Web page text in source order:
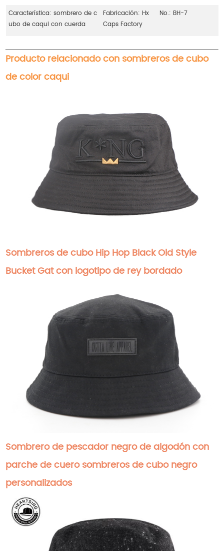
Característica: sombrero de c
ubo de caqui con cuerda
Fabricación: Hx
Caps Factory
No.: BH-7
Producto relacionado con sombreros de cubo
de color caqui
Sombreros de cubo Hip Hop Black Old Style
Bucket Gat con logotipo de rey bordado
Sombrero de pescador negro de algodón con
parche de cuero sombreros de cubo negro
personalizados